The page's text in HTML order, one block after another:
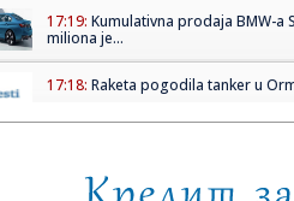
17:19: Kumulativna prodaja BMW-a
miliona je...
17:18: Raketa pogodila tanker u